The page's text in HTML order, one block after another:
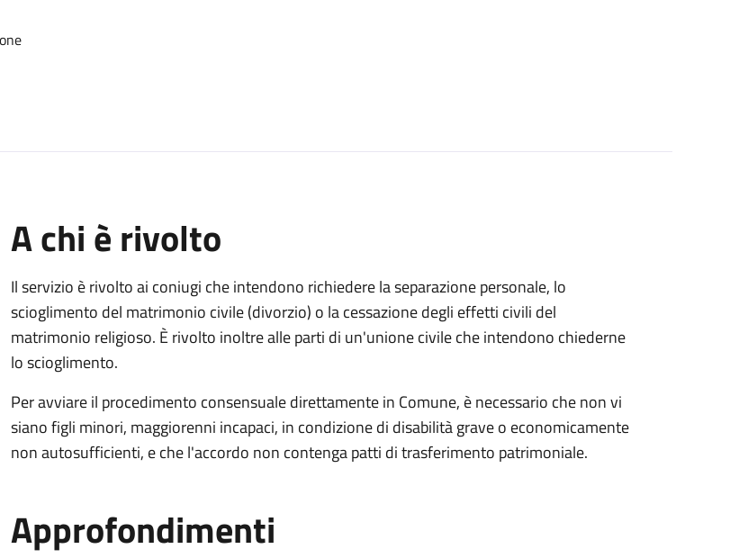
A chi è rivolto
Il servizio è rivolto ai coniugi che intendono richiedere la separazione personale, lo
scioglimento del matrimonio civile (divorzio) o la cessazione degli effetti civili del
matrimonio religioso. È rivolto inoltre alle parti di un'unione civile che intendono chiederne
lo scioglimento.
Per avviare il procedimento consensuale direttamente in Comune, è necessario che non vi
siano figli minori, maggiorenni incapaci, in condizione di disabilità grave o economicamente
non autosufficienti, e che l'accordo non contenga patti di trasferimento patrimoniale.
Approfondimenti